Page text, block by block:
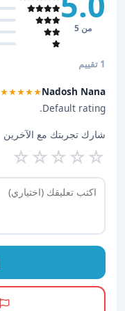
من 5
1 تقييم
Nadosh Nana
★★★★★
Default rating.
شارك تجربتك مع الآخرين
☆
☆
☆
☆
☆